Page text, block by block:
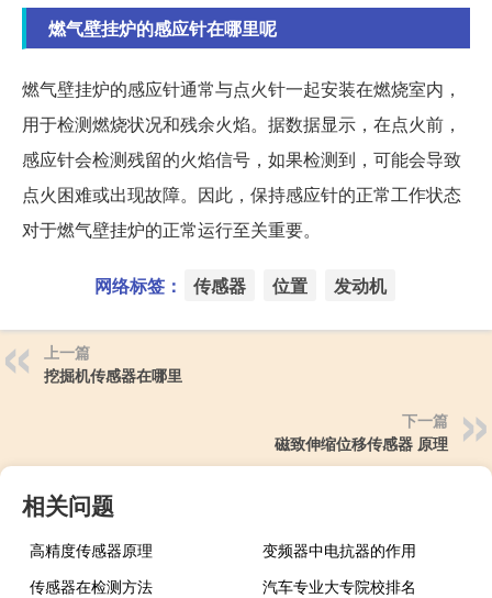
燃气壁挂炉的感应针在哪里呢
燃气壁挂炉的感应针通常与点火针一起安装在燃烧室内，
用于检测燃烧状况和残余火焰。据数据显示，在点火前，
感应针会检测残留的火焰信号，如果检测到，可能会导致
点火困难或出现故障。因此，保持感应针的正常工作状态
对于燃气壁挂炉的正常运行至关重要。
网络标签： 传感器 位置 发动机
上一篇
挖掘机传感器在哪里
下一篇
磁致伸缩位移传感器 原理
相关问题
高精度传感器原理
变频器中电抗器的作用
传感器在检测方法
汽车专业大专院校排名